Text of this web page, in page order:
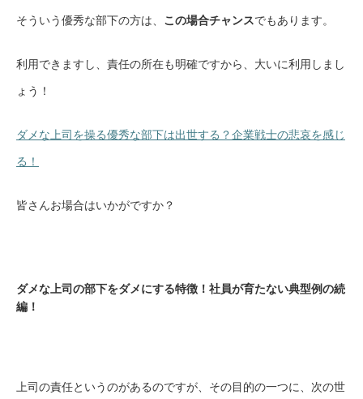
そういう優秀な部下の方は、 この場合チャンスでもあります。
利用できますし、責任の所在も明確ですから、大いに利用しまし
ょう！
ダメな上司を操る優秀な部下は出世する？企業戦士の悲哀を感じ
る！
皆さんお場合はいかがですか？
ダメな上司の部下をダメにする特徴！社員が育たない典型例の続
編！
上司の責任というのがあるのですが、その目的の一つに、次の世